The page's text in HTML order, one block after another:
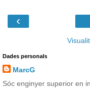
‹
Dades personals
MarcG
Sóc enginyer superior en